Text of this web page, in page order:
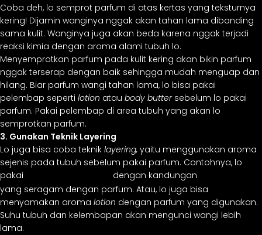
Coba deh, lo semprot parfum di atas kertas yang teksturnya
kering! Dijamin wanginya nggak akan tahan lama dibanding
sama kulit. Wanginya juga akan beda karena nggak terjadi
reaksi kimia dengan aroma alami tubuh lo.
Menyemprotkan parfum pada kulit kering akan bikin parfum
nggak terserap dengan baik sehingga mudah menguap dan
hilang. Biar parfum wangi tahan lama, lo bisa pakai
pelembap seperti lotion atau body butter sebelum lo pakai
parfum. Pakai pelembap di area tubuh yang akan lo
semprotkan parfum.
3. Gunakan Teknik Layering
Lo juga bisa coba teknik layering, yaitu menggunakan aroma
sejenis pada tubuh sebelum pakai parfum. Contohnya, lo
pakai
dengan kandungan
yang seragam dengan parfum. Atau, lo juga bisa
menyamakan aroma lotion dengan parfum yang digunakan.
Suhu tubuh dan kelembapan akan mengunci wangi lebih
lama.